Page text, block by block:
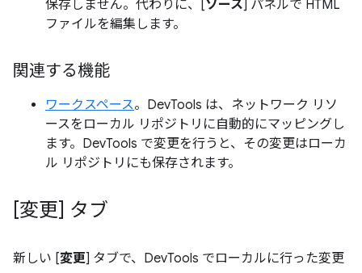
保存しません。代わりに、[ソース] パネルで HTML
ファイルを編集します。
関連する機能
ワークスペース。DevTools は、ネットワーク リソ
ースをローカル リポジトリに自動的にマッピングし
ます。DevTools で変更を行うと、その変更はローカ
ル リポジトリにも保存されます。
[変更] タブ
新しい [変更] タブで、DevTools でローカルに行った変更